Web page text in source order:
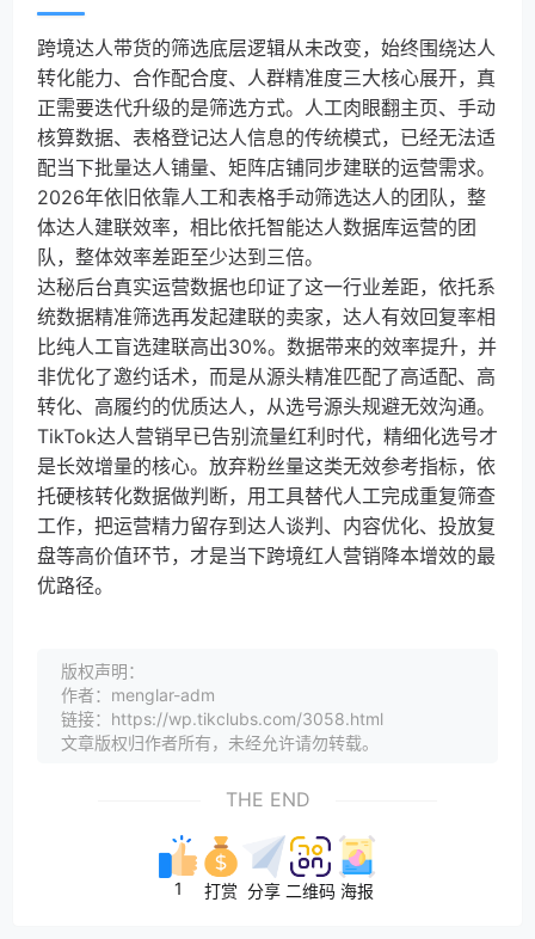
跨境达人带货的筛选底层逻辑从未改变，始终围绕达人
转化能力、合作配合度、人群精准度三大核心展开，真
正需要迭代升级的是筛选方式。人工肉眼翻主页、手动
核算数据、表格登记达人信息的传统模式，已经无法适
配当下批量达人铺量、矩阵店铺同步建联的运营需求。
2026年依旧依靠人工和表格手动筛选达人的团队，整
体达人建联效率，相比依托智能达人数据库运营的团
队，整体效率差距至少达到三倍。
达秘后台真实运营数据也印证了这一行业差距，依托系
统数据精准筛选再发起建联的卖家，达人有效回复率相
比纯人工盲选建联高出30%。数据带来的效率提升，并
非优化了邀约话术，而是从源头精准匹配了高适配、高
转化、高履约的优质达人，从选号源头规避无效沟通。
TikTok达人营销早已告别流量红利时代，精细化选号才
是长效增量的核心。放弃粉丝量这类无效参考指标，依
托硬核转化数据做判断，用工具替代人工完成重复筛查
工作，把运营精力留存到达人谈判、内容优化、投放复
盘等高价值环节，才是当下跨境红人营销降本增效的最
优路径。
版权声明：
作者：menglar-adm
链接：https://wp.tikclubs.com/3058.html
文章版权归作者所有，未经允许请勿转载。
THE END
1 打赏 分享 二维码 海报